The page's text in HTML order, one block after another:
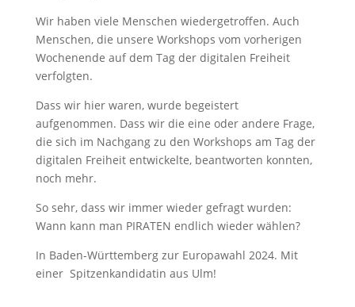
Wir haben viele Menschen wiedergetroffen. Auch
Menschen, die unsere Workshops vom vorherigen
Wochenende auf dem Tag der digitalen Freiheit
verfolgten.
Dass wir hier waren, wurde begeistert
aufgenommen. Dass wir die eine oder andere Frage,
die sich im Nachgang zu den Workshops am Tag der
digitalen Freiheit entwickelte, beantworten konnten,
noch mehr.
So sehr, dass wir immer wieder gefragt wurden:
Wann kann man PIRATEN endlich wieder wählen?
In Baden-Württemberg zur Europawahl 2024. Mit
einer Spitzenkandidatin aus Ulm!